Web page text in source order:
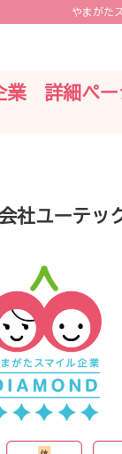
やまがた
業 詳細ペー
社ユーテッ